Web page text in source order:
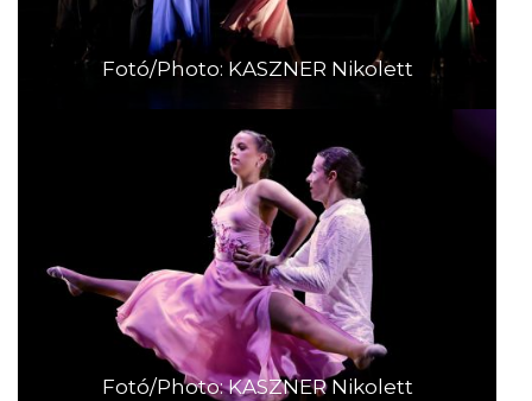
Fotó/Photo: KASZNER Nikolett
Fotó/Photo: KASZNER Nikolett